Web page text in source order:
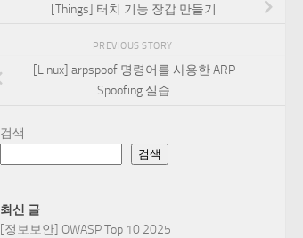
[Things] 터치 기능 장갑 만들기
PREVIOUS STORY
[Linux] arpspoof 명령어를 사용한 ARP
Spoofing 실습
검색
검색
최신 글
[정보보안] OWASP Top 10 2025